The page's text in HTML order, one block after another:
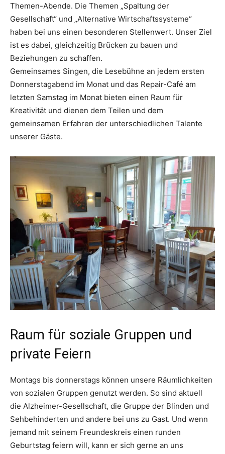
Themen-Abende. Die Themen „Spaltung der
Gesellschaft“ und „Alternative Wirtschaftssysteme“
haben bei uns einen besonderen Stellenwert. Unser Ziel
ist es dabei, gleichzeitig Brücken zu bauen und
Beziehungen zu schaffen.
Gemeinsames Singen, die Lesebühne an jedem ersten
Donnerstagabend im Monat und das Repair-Café am
letzten Samstag im Monat bieten einen Raum für
Kreativität und dienen dem Teilen und dem
gemeinsamen Erfahren der unterschiedlichen Talente
unserer Gäste.
Raum für soziale Gruppen und
private Feiern
Montags bis donnerstags können unsere Räumlichkeiten
von sozialen Gruppen genutzt werden. So sind aktuell
die Alzheimer-Gesellschaft, die Gruppe der Blinden und
Sehbehinderten und andere bei uns zu Gast. Und wenn
jemand mit seinem Freundeskreis einen runden
Geburtstag feiern will, kann er sich gerne an uns